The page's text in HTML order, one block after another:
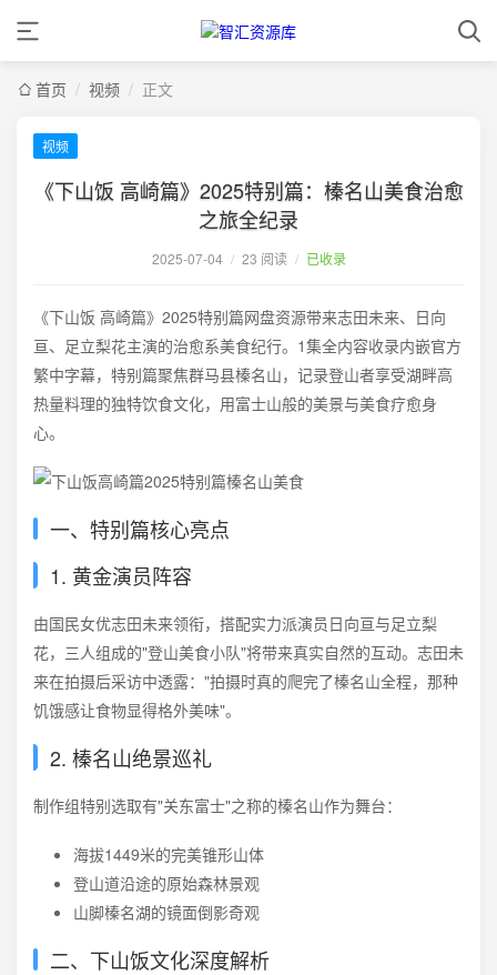
首页 / 视频 / 正文
视频
《下山饭 高崎篇》2025特别篇：榛名山美食治愈
之旅全纪录
2025-07-04 / 23 阅读 / 已收录
《下山饭 高崎篇》2025特别篇网盘资源带来志田未来、日向
亘、足立梨花主演的治愈系美食纪行。1集全内容收录内嵌官方
繁中字幕，特别篇聚焦群马县榛名山，记录登山者享受湖畔高
热量料理的独特饮食文化，用富士山般的美景与美食疗愈身
心。
一、特别篇核心亮点
1. 黄金演员阵容
由国民女优志田未来领衔，搭配实力派演员日向亘与足立梨
花，三人组成的"登山美食小队"将带来真实自然的互动。志田未
来在拍摄后采访中透露："拍摄时真的爬完了榛名山全程，那种
饥饿感让食物显得格外美味"。
2. 榛名山绝景巡礼
制作组特别选取有"关东富士"之称的榛名山作为舞台：
海拔1449米的完美锥形山体
登山道沿途的原始森林景观
山脚榛名湖的镜面倒影奇观
二、下山饭文化深度解析